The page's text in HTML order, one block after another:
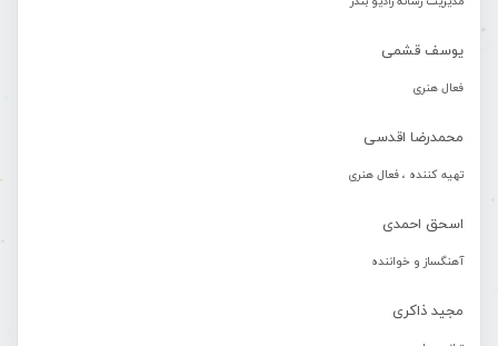
یوسف قشمی
فعال هنری
محمدرضا اقدسی
تهیه کننده ، فعال هنری
اسحق احمدی
آهنگساز و خواننده
مجید ذاکری